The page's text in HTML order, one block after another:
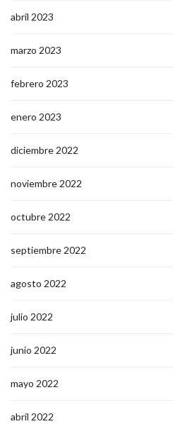
abril 2023
marzo 2023
febrero 2023
enero 2023
diciembre 2022
noviembre 2022
octubre 2022
septiembre 2022
agosto 2022
julio 2022
junio 2022
mayo 2022
abril 2022